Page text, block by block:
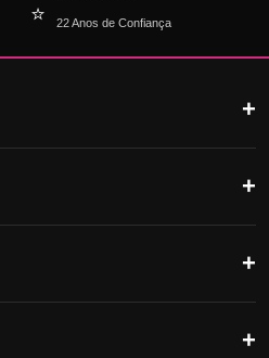
⭐ 22 Anos de Confiança